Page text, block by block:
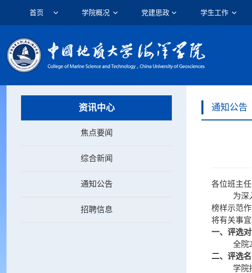
首页 学院概况 党建思政 学生工作
资讯中心
焦点要闻
综合新闻
通知公告
招聘信息
通知公告
各位班主任
为深
榜样示范
将有关事宜
一、评选
全院
二、评选
学院